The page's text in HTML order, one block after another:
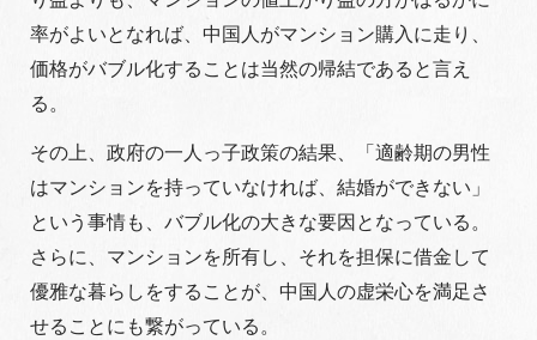
率がよいとなれば、中国人がマンション購入に走り、
価格がバブル化することは当然の帰結であると言え
る。
その上、政府の一人っ子政策の結果、「適齢期の男性
はマンションを持っていなければ、結婚ができない」
という事情も、バブル化の大きな要因となっている。
さらに、マンションを所有し、それを担保に借金して
優雅な暮らしをすることが、中国人の虚栄心を満足さ
せることにも繋がっている。